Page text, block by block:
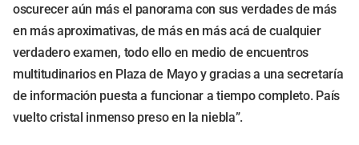
oscurecer aún más el panorama con sus verdades de más
en más aproximativas, de más en más acá de cualquier
verdadero examen, todo ello en medio de encuentros
multitudinarios en Plaza de Mayo y gracias a una secretaría
de información puesta a funcionar a tiempo completo. País
vuelto cristal inmenso preso en la niebla”.